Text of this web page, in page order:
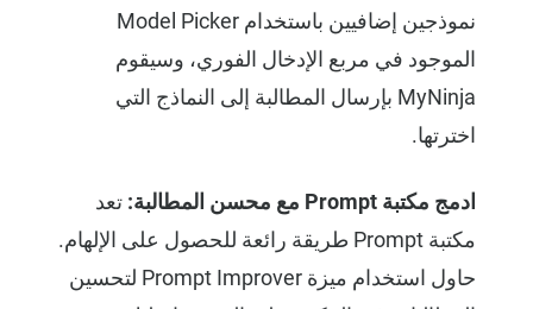
نموذجين إضافيين باستخدام Model Picker
الموجود في مربع الإدخال الفوري، وسيقوم
MyNinja بإرسال المطالبة إلى النماذج التي
اخترتها.
ادمج مكتبة Prompt مع محسن المطالبة:
تعد
مكتبة Prompt طريقة رائعة للحصول على الإلهام.
حاول استخدام ميزة Prompt Improver لتحسين